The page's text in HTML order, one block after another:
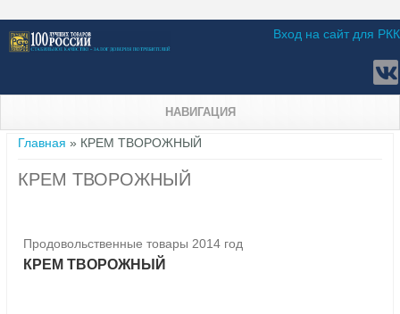
Вход на сайт для РКК
НАВИГАЦИЯ
Вы здесь
Главная » КРЕМ ТВОРОЖНЫЙ
КРЕМ ТВОРОЖНЫЙ
Продовольственные товары 2014 год
КРЕМ ТВОРОЖНЫЙ